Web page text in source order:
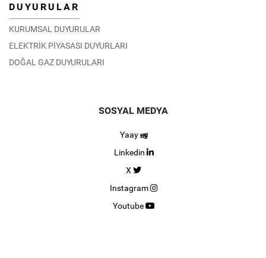
DUYURULAR
KURUMSAL DUYURULAR
ELEKTRİK PİYASASI DUYURLARI
DOĞAL GAZ DUYURULARI
SOSYAL MEDYA
Yaay
Linkedin
X
Instagram
Youtube